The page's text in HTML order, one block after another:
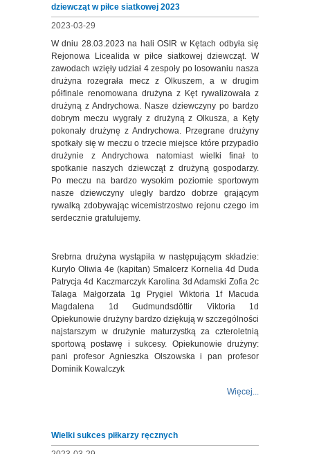
dziewcząt w piłce siatkowej 2023
2023-03-29
W dniu 28.03.2023 na hali OSIR w Kętach odbyła się
Rejonowa Licealida w piłce siatkowej dziewcząt. W
zawodach wzięły udział 4 zespoły po losowaniu nasza
drużyna rozegrała mecz z Olkuszem, a w drugim
półfinale renomowana drużyna z Kęt rywalizowała z
drużyną z Andrychowa. Nasze dziewczyny po bardzo
dobrym meczu wygrały z drużyną z Olkusza, a Kęty
pokonały drużynę z Andrychowa. Przegrane drużyny
spotkały się w meczu o trzecie miejsce które przypadło
drużynie z Andrychowa natomiast wielki finał to
spotkanie naszych dziewcząt z drużyną gospodarzy.
Po meczu na bardzo wysokim poziomie sportowym
nasze dziewczyny uległy bardzo dobrze grającym
rywalką zdobywając wicemistrzostwo rejonu czego im
serdecznie gratulujemy.
Srebrna drużyna wystąpiła w następującym składzie:
Kurylo Oliwia 4e (kapitan) Smalcerz Kornelia 4d Duda
Patrycja 4d Kaczmarczyk Karolina 3d Adamski Zofia 2c
Talaga Małgorzata 1g Prygiel Wiktoria 1f Macuda
Magdalena 1d Gudmundsdöttir Viktoria 1d
Opiekunowie drużyny bardzo dziękują w szczególności
najstarszym w drużynie maturzystką za czteroletnią
sportową postawę i sukcesy. Opiekunowie drużyny:
pani profesor Agnieszka Olszowska i pan profesor
Dominik Kowalczyk
Więcej...
Wielki sukces piłkarzy ręcznych